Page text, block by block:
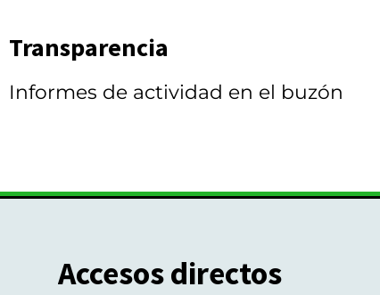
Transparencia
Informes de actividad en el buzón
Accesos directos